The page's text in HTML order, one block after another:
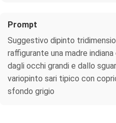
Prompt
Suggestivo dipinto
raffigurante una madre
dagli occhi grandi e dallo
variopinto sari tipico con
sfondo grigio